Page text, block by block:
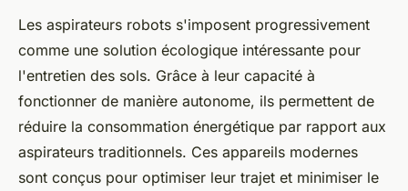
Les aspirateurs robots s'imposent progressivement
comme une solution écologique intéressante pour
l'entretien des sols. Grâce à leur capacité à
fonctionner de manière autonome, ils permettent de
réduire la consommation énergétique par rapport aux
aspirateurs traditionnels. Ces appareils modernes
sont conçus pour optimiser leur trajet et minimiser le